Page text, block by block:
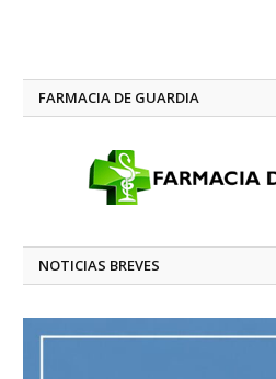
FARMACIA DE GUARDIA
NOTICIAS BREVES